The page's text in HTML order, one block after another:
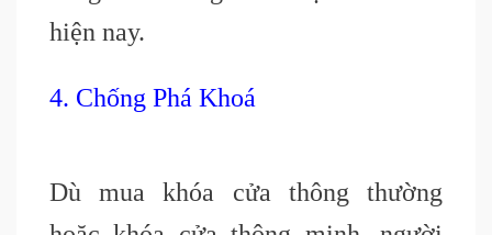
hiện nay.
4. Chống Phá Khoá
Dù mua khóa cửa thông thường